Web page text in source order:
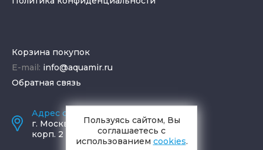
Корзина покупок
E-mail: info@aquamir.ru
Обратная связь
Адрес салона и склада
г. Москва
ул. Шаболовка, д. 23,
корп. 2
Пользуясь сайтом, Вы
соглашаетесь с
использованием cookies.